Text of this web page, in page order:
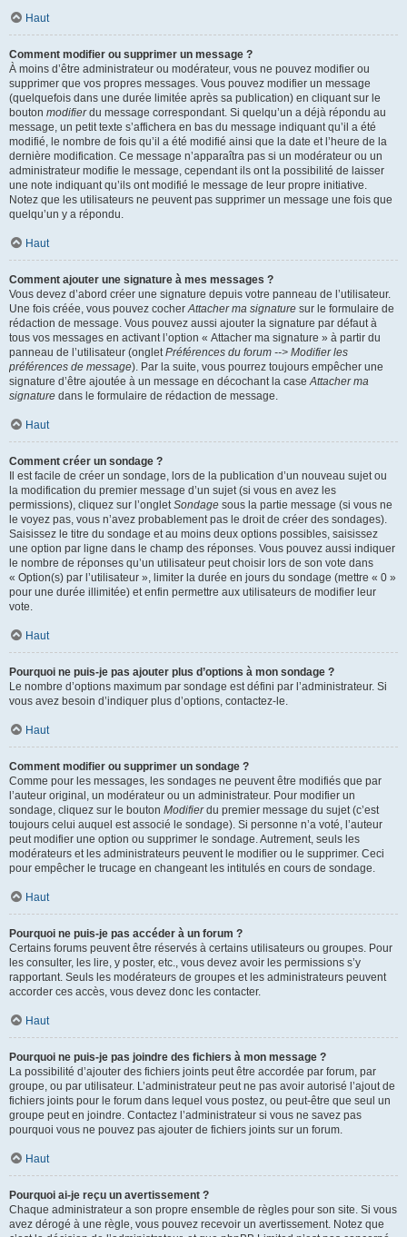
Haut
Comment modifier ou supprimer un message ?
À moins d’être administrateur ou modérateur, vous ne pouvez modifier ou
supprimer que vos propres messages. Vous pouvez modifier un message
(quelquefois dans une durée limitée après sa publication) en cliquant sur le
bouton modifierdu message correspondant. Si quelqu’un a déjà répondu au
message, un petit texte s’affichera en bas du message indiquant qu’il a été
modifié, le nombre de fois qu’il a été modifié ainsi que la date et l’heure de la
dernière modification. Ce message n’apparaîtra pas si un modérateur ou un
administrateur modifie le message, cependant ils ont la possibilité de laisser
une note indiquant qu’ils ont modifié le message de leur propre initiative.
Notez que les utilisateurs ne peuvent pas supprimer un message une fois que
quelqu’un y a répondu.
Haut
Comment ajouter une signature à mes messages ?
Vous devez d’abord créer une signature depuis votre panneau de l’utilisateur.
Une fois créée, vous pouvez cocherAttacher ma signature sur le formulaire de
rédaction de message. Vous pouvez aussi ajouter la signature par défaut à
tous vos messages en activant l’option « Attacher ma signature » à partir du
panneau de l’utilisateur (ongletPréférences du forum --> Modifier les
préférences de message). Par la suite, vous pourrez toujours empêcher une
signature d’être ajoutée à un message en décochant la caseAttacher ma
signature dans le formulaire de rédaction de message.
Haut
Comment créer un sondage ?
Il est facile de créer un sondage, lors de la publication d’un nouveau sujet ou
la modification du premier message d’un sujet (si vous en avez les
permissions), cliquez sur l’ongletSondage sous la partie message (si vous ne
le voyez pas, vous n’avez probablement pas le droit de créer des sondages).
Saisissez le titre du sondage et au moins deux options possibles, saisissez
une option par ligne dans le champ des réponses. Vous pouvez aussi indiquer
le nombre de réponses qu’un utilisateur peut choisir lors de son vote dans
« Option(s) par l’utilisateur », limiter la durée en jours du sondage (mettre « 0 »
pour une durée illimitée) et enfin permettre aux utilisateurs de modifier leur
vote.
Haut
Pourquoi ne puis-je pas ajouter plus d’options à mon sondage ?
Le nombre d’options maximum par sondage est défini par l’administrateur. Si
vous avez besoin d’indiquer plus d’options, contactez-le.
Haut
Comment modifier ou supprimer un sondage ?
Comme pour les messages, les sondages ne peuvent être modifiés que par
l’auteur original, un modérateur ou un administrateur. Pour modifier un
sondage, cliquez sur le bouton Modifierdu premier message du sujet (c’est
toujours celui auquel est associé le sondage). Si personne n’a voté, l’auteur
peut modifier une option ou supprimer le sondage. Autrement, seuls les
modérateurs et les administrateurs peuvent le modifier ou le supprimer. Ceci
pour empêcher le trucage en changeant les intitulés en cours de sondage.
Haut
Pourquoi ne puis-je pas accéder à un forum ?
Certains forums peuvent être réservés à certains utilisateurs ou groupes. Pour
les consulter, les lire, y poster, etc., vous devez avoir les permissions s’y
rapportant. Seuls les modérateurs de groupes et les administrateurs peuvent
accorder ces accès, vous devez donc les contacter.
Haut
Pourquoi ne puis-je pas joindre des fichiers à mon message ?
La possibilité d’ajouter des fichiers joints peut être accordée par forum, par
groupe, ou par utilisateur. L’administrateur peut ne pas avoir autorisé l’ajout de
fichiers joints pour le forum dans lequel vous postez, ou peut-être que seul un
groupe peut en joindre. Contactez l’administrateur si vous ne savez pas
pourquoi vous ne pouvez pas ajouter de fichiers joints sur un forum.
Haut
Pourquoi ai-je reçu un avertissement ?
Chaque administrateur a son propre ensemble de règles pour son site. Si vous
avez dérogé à une règle, vous pouvez recevoir un avertissement. Notez que